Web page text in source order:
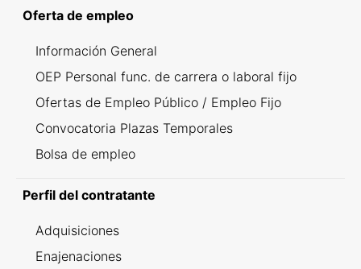
Oferta de empleo
Información General
OEP Personal func. de carrera o laboral fijo
Ofertas de Empleo Público / Empleo Fijo
Convocatoria Plazas Temporales
Bolsa de empleo
Perfil del contratante
Adquisiciones
Enajenaciones